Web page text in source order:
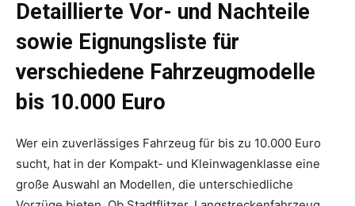
Detaillierte Vor- und Nachteile
sowie Eignungsliste für
verschiedene Fahrzeugmodelle
bis 10.000 Euro
Wer ein zuverlässiges Fahrzeug für bis zu 10.000 Euro
sucht, hat in der Kompakt- und Kleinwagenklasse eine
große Auswahl an Modellen, die unterschiedliche